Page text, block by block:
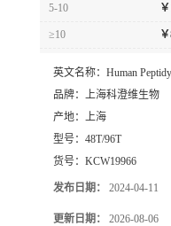
5-10 ￥
≥10 ￥
英文名称： Human
品牌：
上海科澄维生物
产地：
上海
型号： 48T/96T
货号： KCW19966
发布日期： 2024-04-11
更新日期： 2026-08-06